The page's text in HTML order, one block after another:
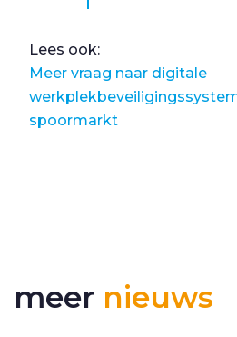
Lees ook:
Meer vraag naar digitale
spoormarkt
meer nieuws